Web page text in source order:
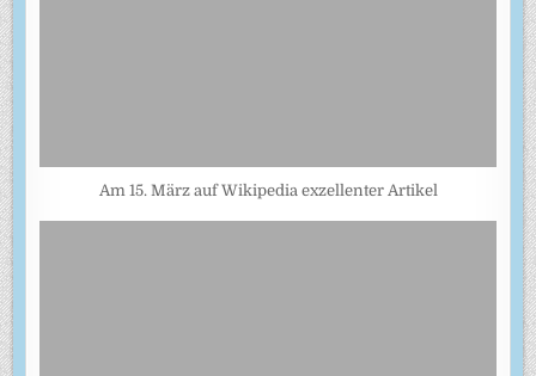
Am 15. März auf Wikipedia exzellenter Artikel